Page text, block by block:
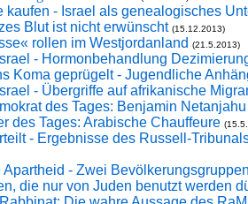
kaufen - Israel als genealogisches
Blut ist nicht erwünscht (15.12.2013)
rollen im Westjordanland (21.5.2013)
- Hormonbehandlung
Koma geprügelt - Jugendliche
- Übergriffe auf afrikanische
des Tages: Benjamin Netanjahu
des Tages: Arabische Chauffeure
- Ergebnisse des Russell-
Apartheid - Zwei
die nur von Juden benutzt werden